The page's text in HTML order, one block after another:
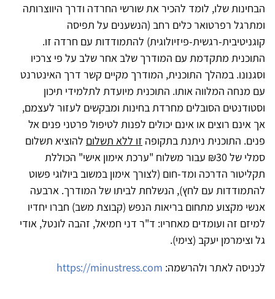
הבחינות שלו, לומד להכיר את שורשי החרדה ודרך היווצרותה
ומתרגל רפרטואר כלים רחב (הנשענים על תפיסה
קוגניטיבית-רגשית-פיזיולוגית) להתמודדות עם חרדה זו.
התוכנית מתקדמת עם המודרך שלב אחר שלב על פי צרכיו
וסגנונו. במהלך התוכנית, המודרך מקיים קשר דרך האינטרנט
עם מנחה המלווה אותו. התוכנית מיועדת לתלמידי תיכון
וסטודנטים הסובלים מחרדת בחינות ומבקשים לעזור לעצמם,
אך אינם רוצים או אינם יכולים לפנות לטיפול פרטני פנים אל
פנים. התוכנית ניתנת בתקופה זו ללא תשלום להוציא תשלום
סמלי של ₪30 עבור משלוח "ערכת אימון אישי" הכוללת
תקליטור הדרכה ומד-חום (לצורך אימון במשוב ביולוגי פשוט
להתמודדות עם לחץ), הנשלחת לביתו של המודרך. ארבעה
אנשי מקצוע מתחום בריאות הנפש (קבוצת משב) חברו יחדיו
למיזם זה ועומדים מאחריו: ד"ר דני חמיאל, זהבה לונטל, אודי
גל וצימרמן יעקב (צימי).
לכניסה לאתר ולהרשמה: https://minustress.com